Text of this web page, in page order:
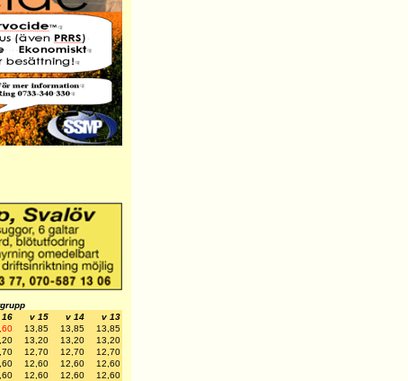
16 v 15 v 14
v 13
13,85 13,85
13,85
13,20 13,20
13,20
12,70 12,70
12,70
12,60 12,60
12,60
12,60 12,60
12,60